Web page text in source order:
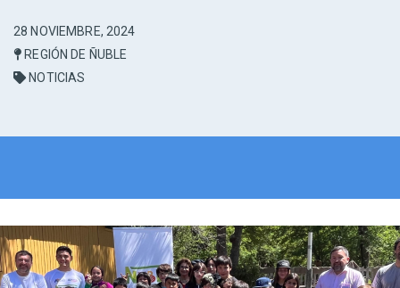
28 NOVIEMBRE, 2024
REGIÓN DE ÑUBLE
NOTICIAS